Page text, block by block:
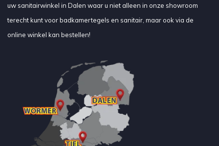
uw sanitairwinkel in Dalen waar u niet alleen in onze showroom
terecht kunt voor badkamertegels en sanitair, maar ook via de
online winkel kan bestellen!